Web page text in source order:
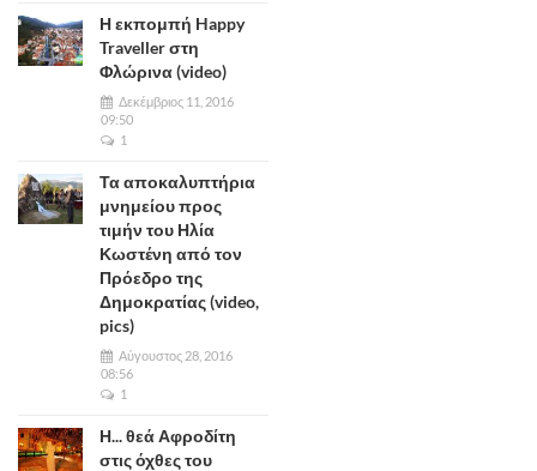
Η εκπομπή Happy
Traveller στη
Φλώρινα (video)
Δεκέμβριος 11, 2016
09:50
1
Τα αποκαλυπτήρια
μνημείου προς
τιμήν του Ηλία
Κωστένη από τον
Πρόεδρο της
Δημοκρατίας (video,
pics)
Αύγουστος 28, 2016
08:56
1
Η... θεά Αφροδίτη
στις όχθες του